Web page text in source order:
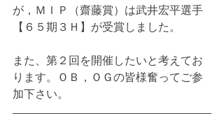
が，ＭＩＰ（齋藤賞）は武井宏平選手
【６５期３Ｈ】が受賞しました。
また、第２回を開催したいと考えてお
ります。ＯＢ，ＯＧの皆様奮ってご参
加下さい。